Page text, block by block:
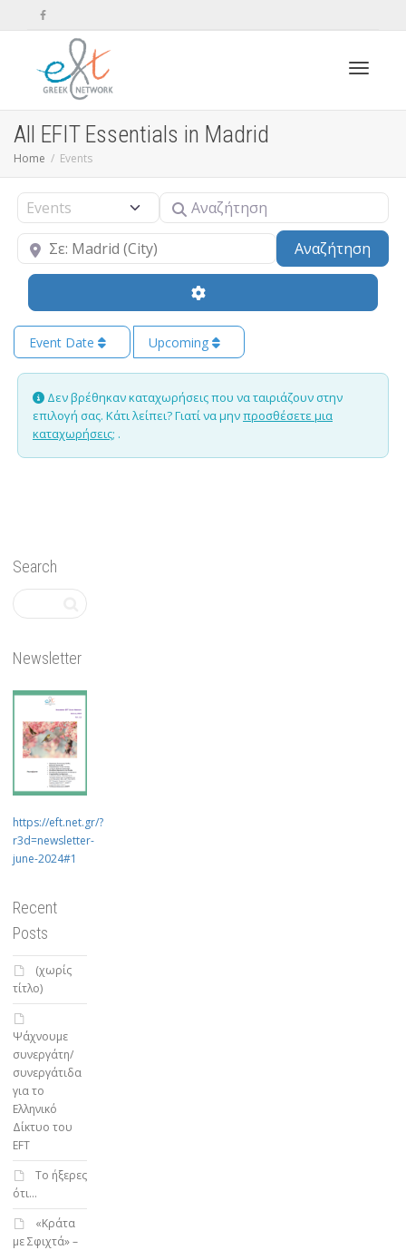
All EFIT Essentials in Madrid
Home Events
Select search type Αναζήτηση
Κοντά Αναζήτηση
Event Date Upcoming
Δεν βρέθηκαν καταχωρήσεις που να ταιριάζουν στην
επιλογή σας. Κάτι λείπει? Γιατί να μηνπροσθέσετε μια
καταχωρήσεις; .
Search
Newsletter
https://eft.net.gr/?
r3d=newsletter-
june-2024#1
Recent
Posts
(χωρίς
τίτλο)
Ψάχνουμε
συνεργάτη/
συνεργάτιδα
για το
Ελληνικό
Δίκτυο του
EFT
To ήξερες
ότι…
«Κράτα
με Σφιχτά» –